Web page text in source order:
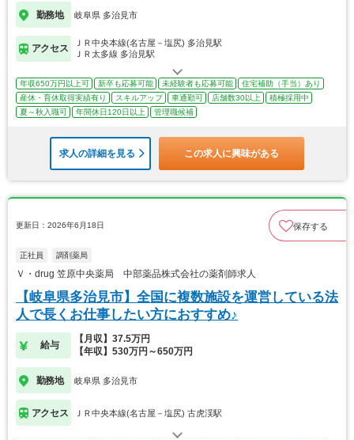
勤務地 岐阜県 多治見市
アクセス
ＪＲ中央本線(名古屋－塩尻) 多治見駅
ＪＲ太多線 多治見駅
年収650万円以上可 新卒も応募可能 未経験者も応募可能
住宅補助（手当）あり
産休・育休取得実績有り
スキルアップ 車通勤可 店舗数30以上
積極採用中
夏～秋入職可
年間休日120日以上 管理職候補
求人の詳細を見る この求人に興味がある
更新日：2026年6月18日 保存する
正社員 調剤薬局
Ｖ・drug 笠原中央薬局 中部薬品株式会社の薬剤師求人
【岐阜県多治見市】全国に複数施設を運営している法
人で長くお仕事したい方におすすめ♪
給与
【月収】37.5万円
【年収】530万円～650万円
勤務地 岐阜県 多治見市
アクセス ＪＲ中央本線(名古屋－塩尻) 古虎渓駅